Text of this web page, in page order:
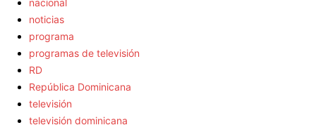
nacional
noticias
programa
programas de televisión
RD
República Dominicana
televisión
televisión dominicana